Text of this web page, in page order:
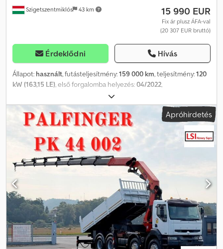
Szigetszentmiklós 43 km 15 990 EUR
Fix ár plusz ÁFA-val
(20 307 EUR bruttó)
Érdeklődni Hívás
Állapot: használt, futásteljesítmény:159 000 km, teljesítmény:120
kW (163,15 LE) , első forgalomba helyezés:04/2022
, össztömeg:
(TÜV):04/2028, szín:piros, hajtástípus:mechanikai, kibocsátási
osztály:Euro 6, ülések száma:3, raktér hossza: 4 345 mm,
rakodótér szélesség:1 780 mm, raktérmagasság: 1 810 mm,
Gyártási év:2022 , Felszereltség:ABS, elektronikus
stabilitásprogram (ESP), központi zár, légkondicionálás
, Kérjük,
hívjon minket a WhatsUp/Viber alkalmazáson keresztül is! E-mail:
Crsdszng Egspfx Ah Dof A főbb felszerelések közé tartozik:
Bluetooth, multimédiás rendszer, multifunkciós kormánykerék,
elektromos tükrök és ablakok stb.
Apróhirdetés